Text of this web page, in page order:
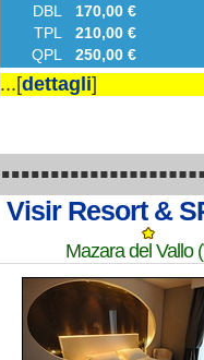
DBL
170,00 €
TPL
210,00 €
QPL
250,00 €
...[dettagli]
Visir Resort &
Mazara del Vallo